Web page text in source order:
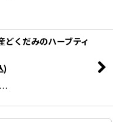
どくだみのハーブティ
)